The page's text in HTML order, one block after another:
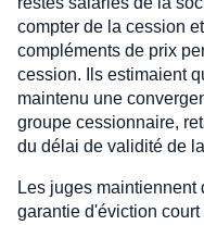
compter de la cession
compléments de prix
cession. Ils estimaient
maintenu une
groupe cessionnaire,
du délai de validité de
Les juges
garantie d'éviction